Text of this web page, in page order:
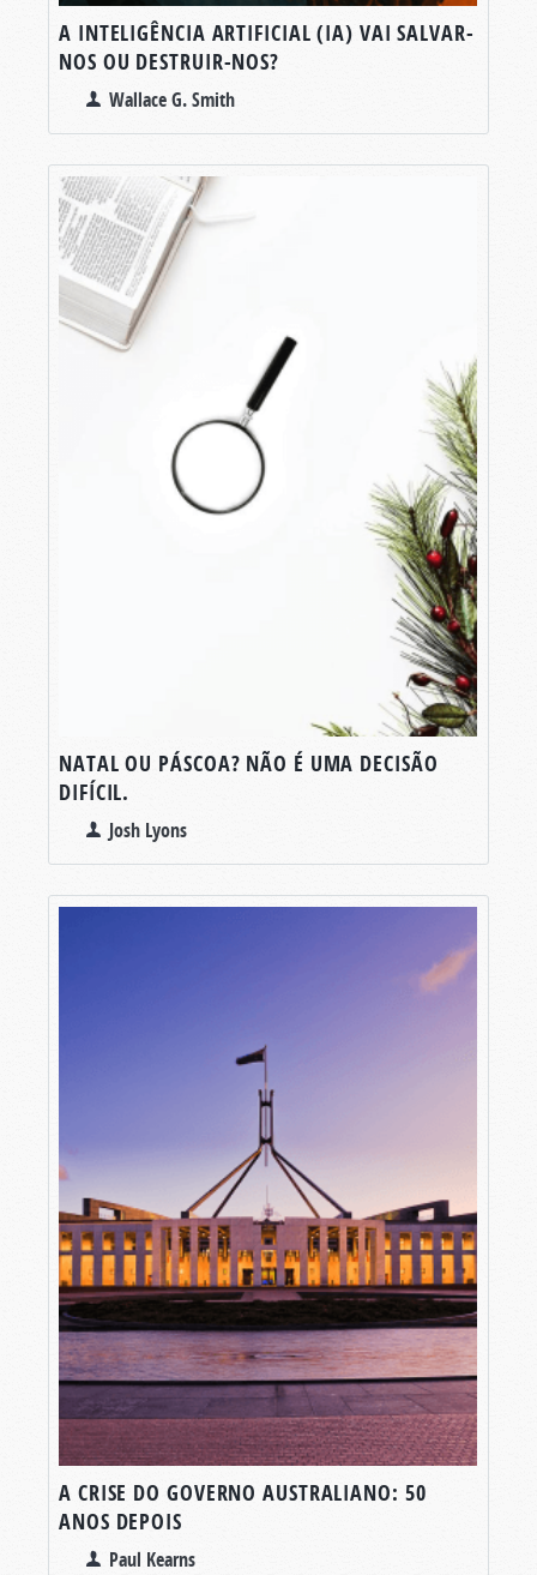
A INTELIGÊNCIA ARTIFICIAL (IA) VAI SALVAR-
NOS OU DESTRUIR-NOS?
Wallace G. Smith
NATAL OU PÁSCOA? NÃO É UMA DECISÃO
DIFÍCIL.
Josh Lyons
A CRISE DO GOVERNO AUSTRALIANO: 50
ANOS DEPOIS
Paul Kearns